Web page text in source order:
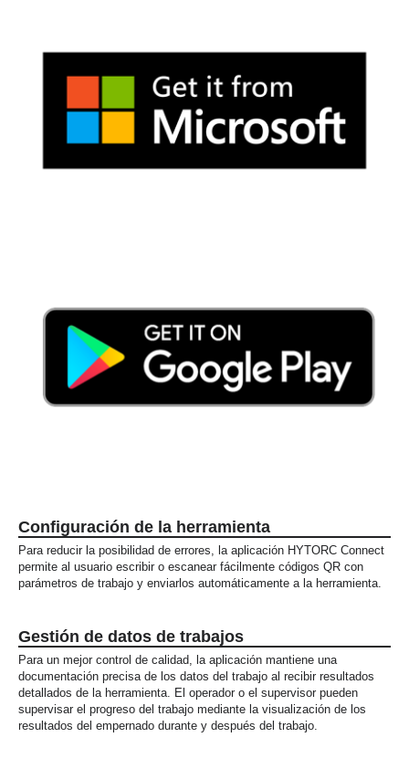
Configuración de la herramienta
Para reducir la posibilidad de errores, la aplicación HYTORC Connect
permite al usuario escribir o escanear fácilmente códigos QR con
parámetros de trabajo y enviarlos automáticamente a la herramienta.
Gestión de datos de trabajos
Para un mejor control de calidad, la aplicación mantiene una
documentación precisa de los datos del trabajo al recibir resultados
detallados de la herramienta. El operador o el supervisor pueden
supervisar el progreso del trabajo mediante la visualización de los
resultados del empernado durante y después del trabajo.